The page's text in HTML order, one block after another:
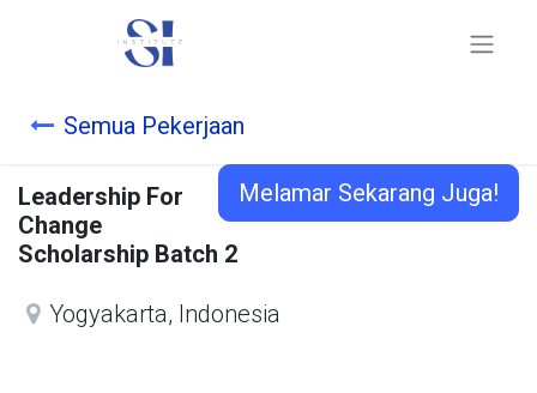
Semua Pekerjaan
Melamar Sekarang Juga!
Leadership For
Change
Scholarship Batch 2
Yogyakarta, Indonesia